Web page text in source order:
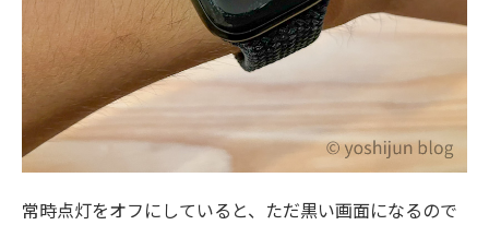
常時点灯をオフにしていると、ただ黒い画面になるので